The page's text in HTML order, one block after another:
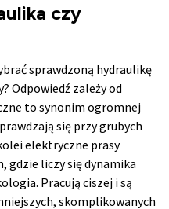
czy
sprawdzoną hydraulikę
Odpowiedź zależy od
to synonim ogromnej
się przy grubych
elektryczne prasy
gdzie liczy się dynamika
Pracują ciszej i są
skomplikowanych